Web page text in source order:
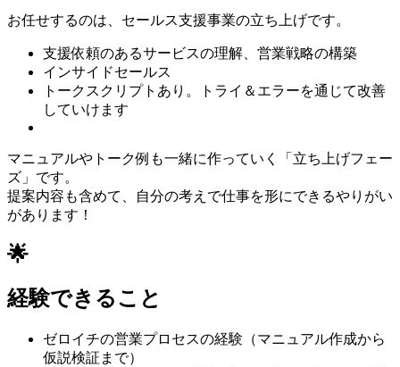
お任せするのは、セールス支援事業の立ち上げです。
支援依頼のあるサービスの理解、営業戦略の構築
インサイドセールス
トークスクリプトあり。トライ＆エラーを通じて改善
していけます
マニュアルやトーク例も一緒に作っていく「立ち上げフェー
ズ」です。
提案内容も含めて、自分の考えで仕事を形にできるやりがい
があります！
🌟
経験できること
ゼロイチの営業プロセスの経験（マニュアル作成から
仮説検証まで）